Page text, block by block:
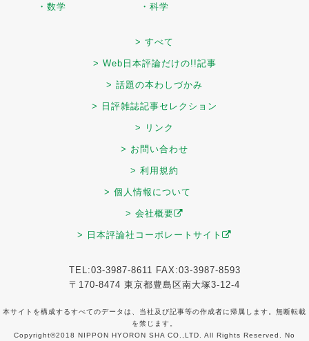
・数学
・科学
> すべて
> Web日本評論だけの!!記事
> 話題の本わしづかみ
> 日評雑誌記事セレクション
> リンク
> お問い合わせ
> 利用規約
> 個人情報について
> 会社概要
> 日本評論社コーポレートサイト
TEL:03-3987-8611 FAX:03-3987-8593
〒170-8474 東京都豊島区南大塚3-12-4
本サイトを構成するすべてのデータは、当社及び記事等の作成者に帰属します。無断転載
を禁じます。
Copyright©2018 NIPPON HYORON SHA CO.,LTD. All Rights Reserved. No